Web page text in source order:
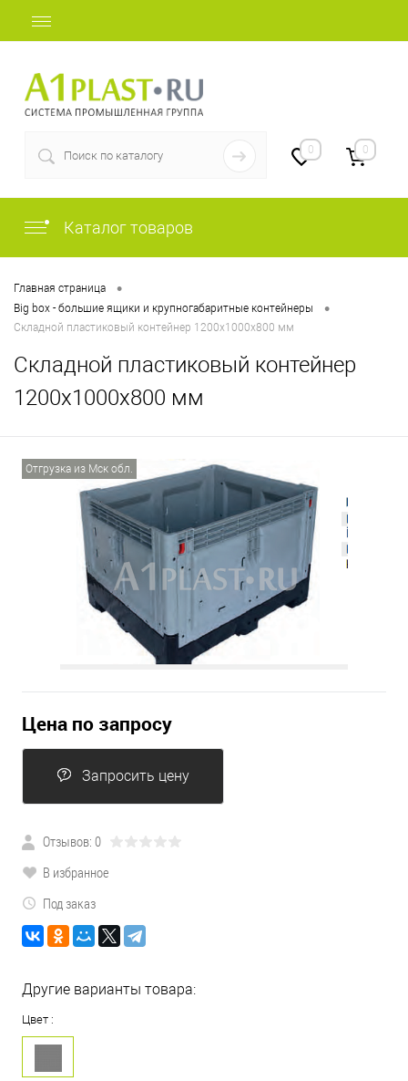
0 0
Каталог товаров
Главная страница •
Big box - большие ящики и крупногабаритные контейнеры •
Складной пластиковый контейнер 1200x1000x800 мм
Складной пластиковый контейнер
1200x1000x800 мм
Отгрузка из Мск обл.
Цена по запросу
Запросить цену
Отзывов: 0
В избранное
Под заказ
Другие варианты товара:
Цвет :